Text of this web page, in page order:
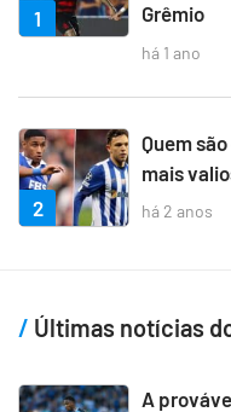
1
Grêmio
há 1 ano
2
Quem
mais
há 2 anos
Últimas notícias
A